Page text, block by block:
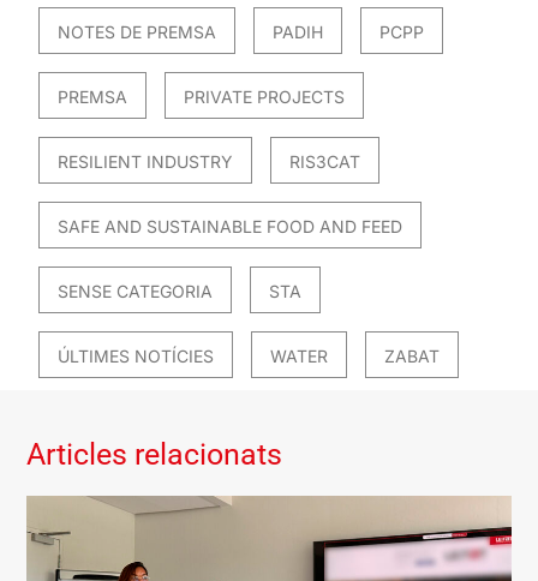
NOTES DE PREMSA PADIH PCPP
PREMSA PRIVATE PROJECTS
RESILIENT INDUSTRY RIS3CAT
SAFE AND SUSTAINABLE FOOD AND FEED
SENSE CATEGORIA STA
ÚLTIMES NOTÍCIES WATER ZABAT
Articles relacionats